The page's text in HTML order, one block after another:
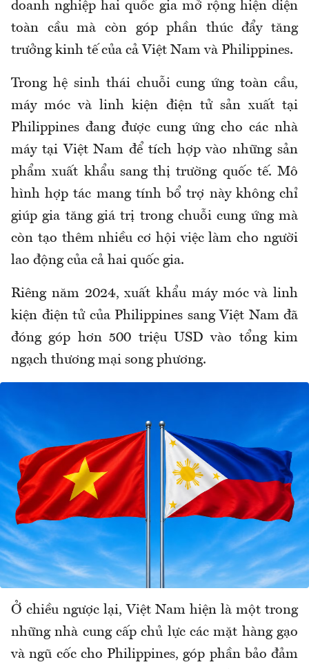
doanh nghiệp hai quốc gia mở rộng hiện diện
toàn cầu mà còn góp phần thúc đẩy tăng
trưởng kinh tế của cả Việt Nam và Philippines.
Trong hệ sinh thái chuỗi cung ứng toàn cầu,
máy móc và linh kiện điện tử sản xuất tại
Philippines đang được cung ứng cho các nhà
máy tại Việt Nam để tích hợp vào những sản
phẩm xuất khẩu sang thị trường quốc tế. Mô
hình hợp tác mang tính bổ trợ này không chỉ
giúp gia tăng giá trị trong chuỗi cung ứng mà
còn tạo thêm nhiều cơ hội việc làm cho người
lao động của cả hai quốc gia.
Riêng năm 2024, xuất khẩu máy móc và linh
kiện điện tử của Philippines sang Việt Nam đã
đóng góp hơn 500 triệu USD vào tổng kim
ngạch thương mại song phương.
Ở chiều ngược lại, Việt Nam hiện là một trong
những nhà cung cấp chủ lực các mặt hàng gạo
và ngũ cốc cho Philippines, góp phần bảo đảm